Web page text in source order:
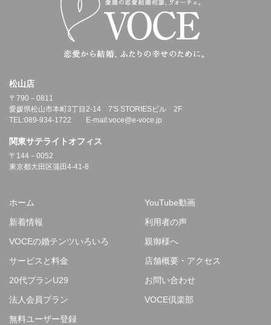
松山店
〒790－0811
愛媛県松山市本町3丁目2-14 7'S STORIESビル 2F
TEL:089-934-1722 E-mail:voce@e-voce.jp
関東サテライトオフィス
〒144－0052
東京都大田区蒲田4-41-8
ホーム
新着情報
VOCEの婚テンツいろいろ
サービスと料金
20代プランU29
法人会員プラン
YouTube動画
利用者の声
親御様へ
店舗概要・アクセス
お問い合わせ
VOCE倶楽部
無料ユーザー登録